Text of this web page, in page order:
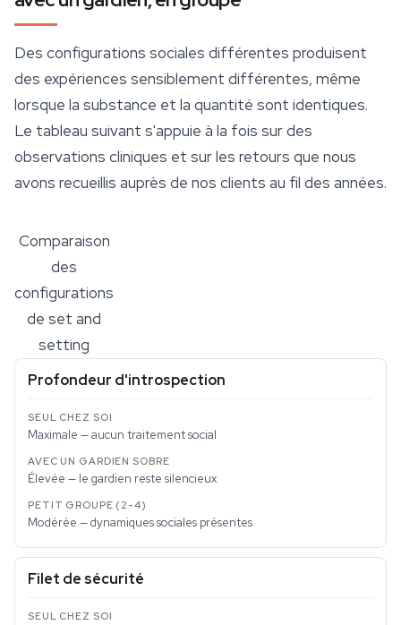
Des configurations sociales différentes produisent
des expériences sensiblement différentes, même
lorsque la substance et la quantité sont identiques.
Le tableau suivant s'appuie à la fois sur des
observations cliniques et sur les retours que nous
avons recueillis auprès de nos clients au fil des années.
Comparaison
des
configurations
de set and
setting
Profondeur d'introspection
Maximale — aucun traitement social
Élevée — le gardien reste silencieux
Modérée — dynamiques sociales présentes
Filet de sécurité